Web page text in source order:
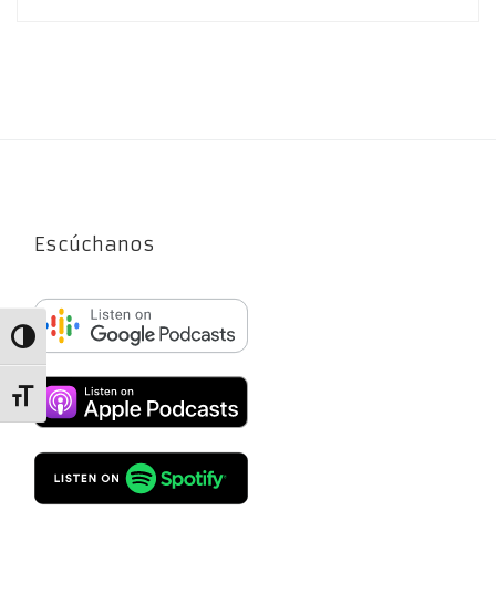
Alternar alto contraste
Alternar tamaño de letra
Escúchanos